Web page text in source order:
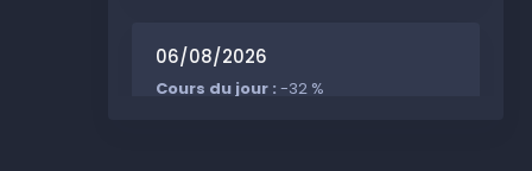
06/08/2026
Cours du jour :-32 %